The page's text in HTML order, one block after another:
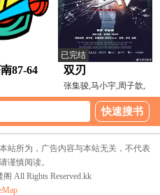
87-64
已完结
双刃
张集骏,马小宇,周子歆,
业文,于谦,丛鑫
站所为，广告内容与本站无关，不代表
谨慎阅读。
All Rights Reserved.kk